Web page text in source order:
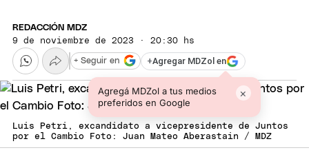
REDACCIÓN MDZ
9 de noviembre de 2023 · 20:30 hs
+Agregar MDZol en
Agregá MDZol a tus medios
preferidos en Google
×
+ Seguir en
Luis Petri, excandidato a vicepresidente de Juntos
por el Cambio Foto: Juan Mateo Aberastain / MDZ